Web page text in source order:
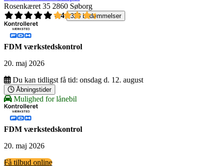
Rosenkæret 35 2860 Søborg
4,4
326 bedømmelser
FDM værkstedskontrol
20. maj 2026
Du kan tidligst få tid: onsdag d. 12. august
Åbningstider
Mulighed for lånebil
FDM værkstedskontrol
20. maj 2026
Få tilbud online